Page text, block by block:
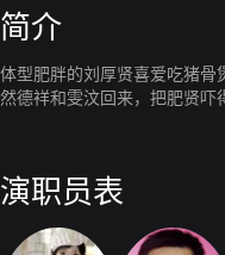
简介
体型肥胖的刘厚贤喜爱吃猪骨
然德祥和雯汶回来，把肥贤吓
演职员表